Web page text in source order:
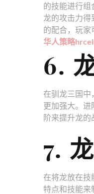
的技能进行
龙的攻击力得
的配合，玩家
华人策略
6.
在驯龙三国中
更加强大。进
阶来提升龙的
7.
在将龙放在技
特点和技能来